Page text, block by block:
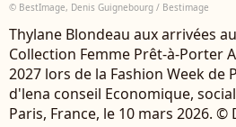
© BestImage, Denis Guignebourg / Bestimage
Thylane Blondeau aux arrivées
Collection Femme Prêt-à-Porter
2027 lors de la Fashion Week de
d'lena conseil Economique,
Paris, France, le 10 mars 2026. ©